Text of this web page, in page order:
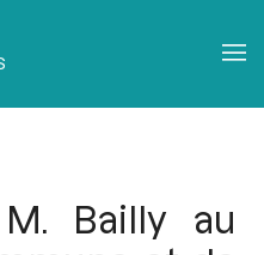
Bailly au